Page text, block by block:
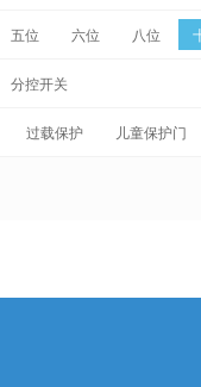
五位 六位 八位
分控开关
过载保护 儿童保护门